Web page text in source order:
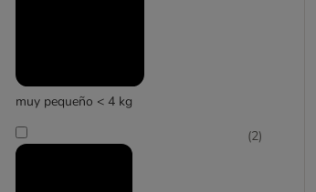
muy pequeño < 4 kg
(2)